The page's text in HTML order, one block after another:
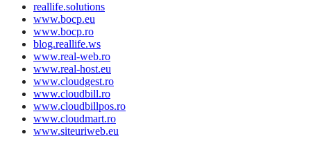
reallife.solutions
www.bocp.eu
www.bocp.ro
blog.reallife.ws
www.real-web.ro
www.real-host.eu
www.cloudgest.ro
www.cloudbill.ro
www.cloudbillpos.ro
www.cloudmart.ro
www.siteuriweb.eu